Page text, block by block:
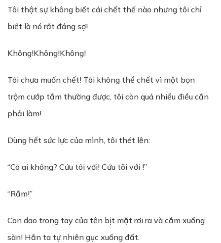
Tôi thật sự không biết cái chết thế nào nhưng tôi chỉ
biết là nó rất đáng sợ!
Không!Không!Không!
Tôi chưa muốn chết! Tôi không thể chết vì một bọn
trộm cướp tầm thường được, tôi còn quá nhiều điều cần
phải làm!
Dùng hết sức lực của mình, tôi thét lên:
“Có ai không? Cứu tôi với! Cứu tôi với !”
“Rầm!”
Con dao trong tay của tên bịt mặt rơi ra và cắm xuống
sàn! Hắn ta tự nhiên gục xuống đất.